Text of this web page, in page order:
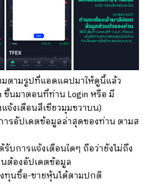
ตามรูปที่แอดแคปมาให้ดูนี้แล้ว
ขึ้นมาตอนที่ท่าน Login หรือ มี
จ้งเตือนสีเขียวมุมขวาบน)
ารอัปเดตข้อมูลล่าสุดของท่าน ตามส
บการแจ้งเตือนใดๆ ถือว่ายังไม่ถึง
ต้องอัปเดตข้อมูล
ทุนซื้อ-ขายหุ้นได้ตามปกติ